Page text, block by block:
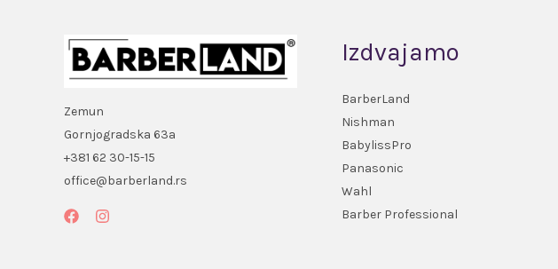
Zemun
Gornjogradska 63a
+381 62 30-15-15
office@barberland.rs
Izdvajamo
BarberLand
Nishman
BabylissPro
Panasonic
Wahl
Barber Professional